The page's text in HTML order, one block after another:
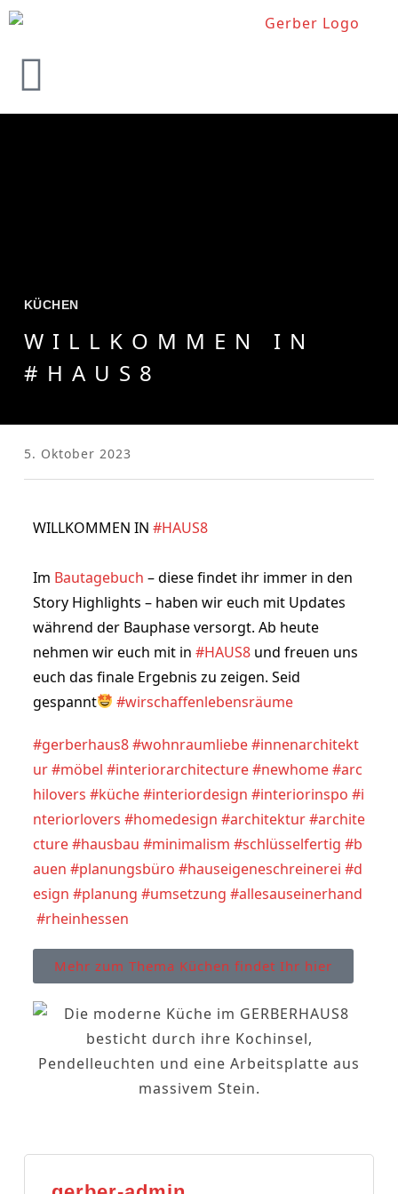
KÜCHEN
WILLKOMMEN IN
#HAUS8
5. Oktober 2023
WILLKOMMEN IN #HAUS8
Im Bautagebuch – diese findet ihr immer in den
Story Highlights – haben wir euch mit Updates
während der Bauphase versorgt. Ab heute
nehmen wir euch mit in #HAUS8 und freuen uns
euch das finale Ergebnis zu zeigen. Seid
gespannt
#wirschaffenlebensräume
#gerberhaus8#wohnraumliebe#innenarchitekt
ur#möbel #interiorarchitecture#newhome#arc
hilovers #küche#interiordesign #interiorinspo #i
nteriorlovers #homedesign #architektur#archite
cture#hausbau #minimalism #schlüsselfertig #b
auen #planungsbüro #hauseigeneschreinerei #d
esign #planung #umsetzung #allesauseinerhand
#rheinhessen
Mehr zum Thema Küchen findet Ihr hier